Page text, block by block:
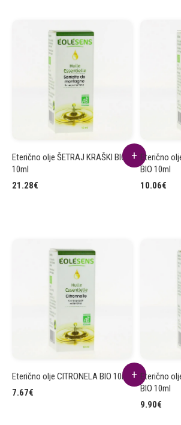
Eterično olje ŠETRAJ KRAŠKI BIO
10ml
21.28€
Eterično
BIO 10ml
10.06€
Eterično olje CITRONELA BIO 10ml
7.67€
Eterično
BIO 10ml
9.90€